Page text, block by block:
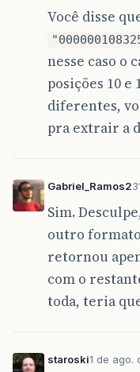
Você disse
nesse caso o
posições 10 e
diferentes,
pra extrair a
Gabriel_Ramos2
Sim.
outro
retornou
com o
toda, teria
staroski1 de ago.